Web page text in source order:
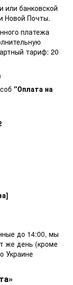
банковской
Новой Почты.
платежа
тариф: 20
"Оплата на
до 14:00, мы
же день (кроме
Украине